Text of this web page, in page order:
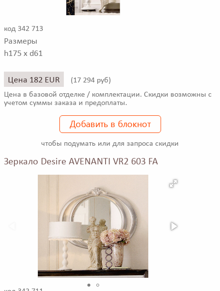
код 342 713
Размеры
h175 x d61
Цена 182 EUR (17 294 руб)
Цена в базовой отделке / комплектации. Скидки возможны с
учетом суммы заказа и предоплаты.
Добавить в блокнот
чтобы подумать или для запроса скидки
Зеркало Desire AVENANTI VR2 603 FA